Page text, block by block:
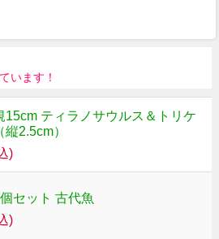
います！
15cm ティラノサウルス＆トリケ
2.5cm）
)
セット 古代魚
)